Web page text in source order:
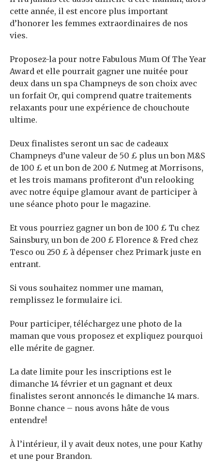
cette année, il est encore plus important
d’honorer les femmes extraordinaires de nos
vies.
Proposez-la pour notre Fabulous Mum Of The Year
Award et elle pourrait gagner une nuitée pour
deux dans un spa Champneys de son choix avec
un forfait Or, qui comprend quatre traitements
relaxants pour une expérience de chouchoute
ultime.
Deux finalistes seront un sac de cadeaux
Champneys d’une valeur de 50 £ plus un bon M&S
de 100 £ et un bon de 200 £ Nutmeg at Morrisons,
et les trois mamans profiteront d’un relooking
avec notre équipe glamour avant de participer à
une séance photo pour le magazine.
Et vous pourriez gagner un bon de 100 £ Tu chez
Sainsbury, un bon de 200 £ Florence & Fred chez
Tesco ou 250 £ à dépenser chez Primark juste en
entrant.
Si vous souhaitez nommer une maman,
remplissez le formulaire ici.
Pour participer, téléchargez une photo de la
maman que vous proposez et expliquez pourquoi
elle mérite de gagner.
La date limite pour les inscriptions est le
dimanche 14 février et un gagnant et deux
finalistes seront annoncés le dimanche 14 mars.
Bonne chance – nous avons hâte de vous
entendre!
À l’intérieur, il y avait deux notes, une pour Kathy
et une pour Brandon.